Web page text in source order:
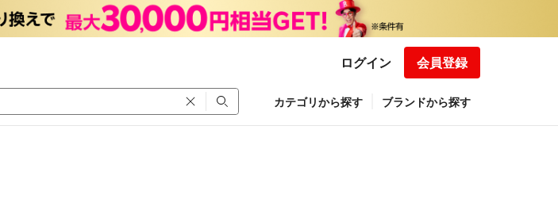
ログイン 会員登録
カテゴリから探す ブランドから探す